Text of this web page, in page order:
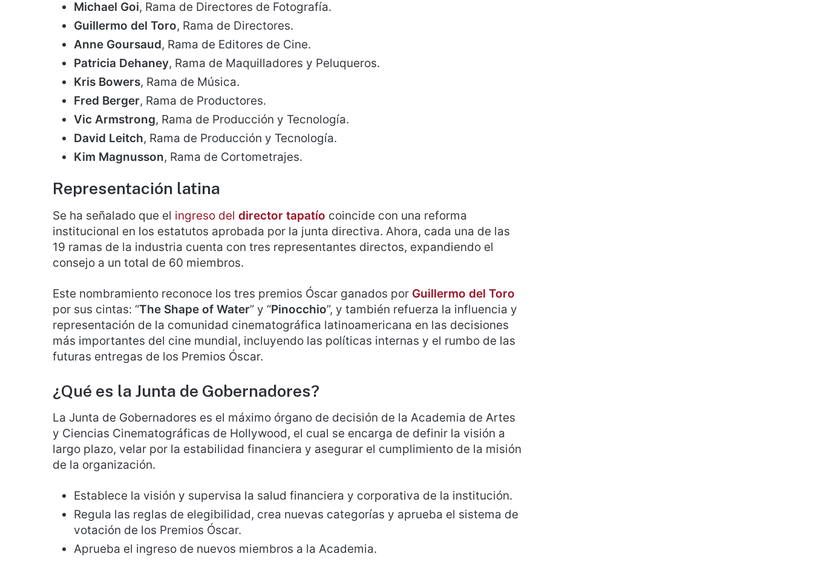
Michael Goi, Rama de Directores de Fotografía.
Guillermo del Toro, Rama de Directores.
Anne Goursaud, Rama de Editores de Cine.
Patricia Dehaney, Rama de Maquilladores y Peluqueros.
Kris Bowers, Rama de Música.
Fred Berger, Rama de Productores.
Vic Armstrong, Rama de Producción y Tecnología.
David Leitch, Rama de Producción y Tecnología.
Kim Magnusson, Rama de Cortometrajes.
Representación latina
Se ha señalado que el ingreso del director tapatío coincide con una reforma
institucional en los estatutos aprobada por la junta directiva. Ahora, cada una de las
19 ramas de la industria cuenta con tres representantes directos, expandiendo el
consejo a un total de 60 miembros.
Este nombramiento reconoce los tres premios Óscar ganados por Guillermo del Toro
por sus cintas: “The Shape of Water” y “Pinocchio”, y también refuerza la influencia y
representación de la comunidad cinematográfica latinoamericana en las decisiones
más importantes del cine mundial, incluyendo las políticas internas y el rumbo de las
futuras entregas de los Premios Óscar.
¿Qué es la Junta de Gobernadores?
La Junta de Gobernadores es el máximo órgano de decisión de la Academia de Artes
y Ciencias Cinematográficas de Hollywood, el cual se encarga de definir la visión a
largo plazo, velar por la estabilidad financiera y asegurar el cumplimiento de la misión
de la organización.
Establece la visión y supervisa la salud financiera y corporativa de la institución.
Regula las reglas de elegibilidad, crea nuevas categorías y aprueba el sistema de
votación de los Premios Óscar.
Aprueba el ingreso de nuevos miembros a la Academia.